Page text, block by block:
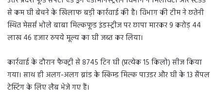
से कम घी बेचने के खिलाफ बड़ी कार्रवाई की है। विभाग की टीम ने छतेनी
स्थित मेसर्स भोले बाबा मिल्कफूड इंडस्ट्रीज पर छापा मारकर 9 करोड़ 44
लाख 46 हजार रुपये मूल्य का घी जब्त कर लिया।
कार्रवाई के दौरान फैक्ट्री से 8745 टिन घी (प्रत्येक 15 किलो) सीज किया
गया। साथ ही अलग-अलग ब्रांड के स्किम्ड मिल्क पाउडर और घी के 13 सैंपल
टेस्टिंग के लिए लैब भेजे गए हैं।